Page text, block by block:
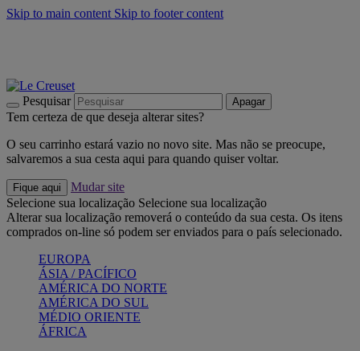
Skip to main content Skip to footer content
Pesquisar Apagar
Tem certeza de que deseja alterar sites?
O seu carrinho estará vazio no novo site. Mas não se preocupe,
salvaremos a sua cesta aqui para quando quiser voltar.
Fique aqui
Mudar site
Selecione sua localização Selecione sua localização
Alterar sua localização removerá o conteúdo da sua cesta. Os itens
comprados on-line só podem ser enviados para o país selecionado.
EUROPA
ÁSIA / PACÍFICO
AMÉRICA DO NORTE
AMÉRICA DO SUL
MÉDIO ORIENTE
ÁFRICA